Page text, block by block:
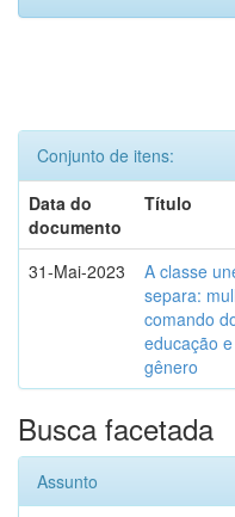
Conjunto de itens:
Data do
documento
Título
31-Mai-2023
A classe
separa:
comando
educação
gênero
Busca facetada
Assunto